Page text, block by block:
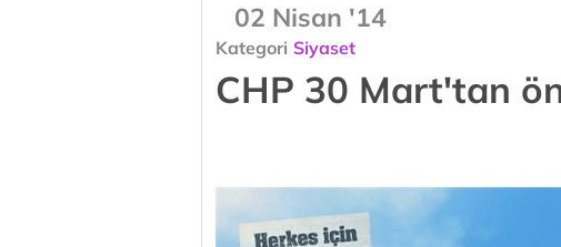
02 Nisan '14
Kategori Siyaset
CHP 30 Mart'tan